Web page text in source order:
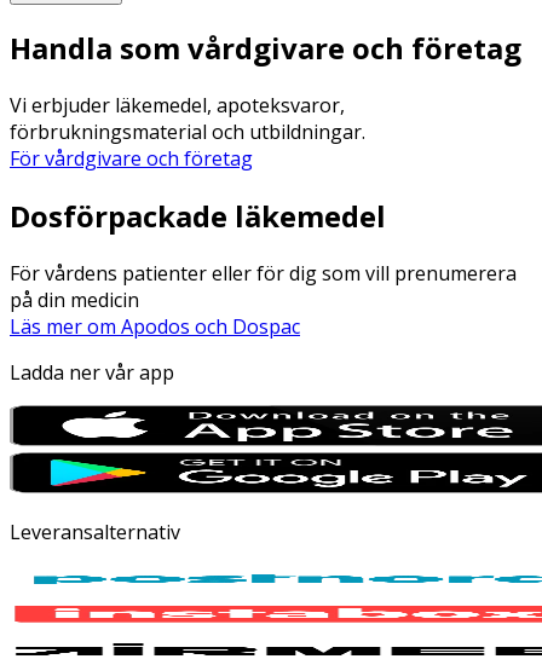
Handla som vårdgivare och företag
Vi erbjuder läkemedel, apoteksvaror,
förbrukningsmaterial och utbildningar.
För vårdgivare och företag
Dosförpackade läkemedel
För vårdens patienter eller för dig som vill prenumerera
på din medicin
Läs mer om Apodos och Dospac
Ladda ner vår app
Leveransalternativ